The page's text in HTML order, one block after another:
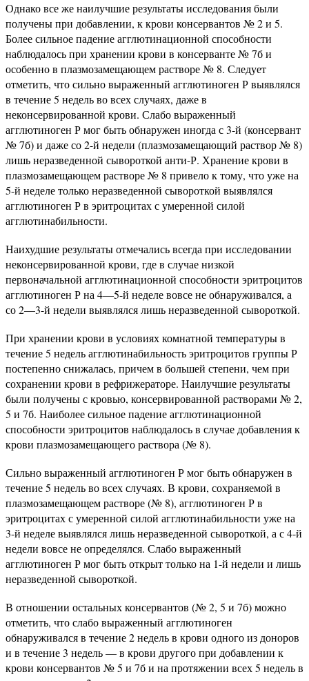
Однако все же наилучшие результаты исследования были
получены при добавлении, к крови консервантов № 2 и 5.
Более сильное падение агглютинационной способности
наблюдалось при хранении крови в консерванте № 7б и
особенно в плазмозамещающем растворе № 8. Следует
отметить, что сильно выраженный агглютиноген Р выявлялся
в течение 5 недель во всех случаях, даже в
неконсервированной крови. Слабо выраженный
агглютиноген Р мог быть обнаружен иногда с 3-й (консервант
№ 7б) и даже со 2-й недели (плазмозамещающий раствор № 8)
лишь неразведенной сывороткой анти-Р. Хранение крови в
плазмозамещающем растворе № 8 привело к тому, что уже на
5-й неделе только неразведенной сывороткой выявлялся
агглютиноген Р в эритроцитах с умеренной силой
агглютинабильности.
Наихудшие результаты отмечались всегда при исследовании
неконсервированной крови, где в случае низкой
первоначальной агглютинационной способности эритроцитов
агглютиноген Р на 4—5-й неделе вовсе не обнаруживался, а
со 2—3-й недели выявлялся лишь неразведенной сывороткой.
При хранении крови в условиях комнатной температуры в
течение 5 недель агглютинабильность эритроцитов группы Р
постепенно снижалась, причем в большей степени, чем при
сохранении крови в рефрижераторе. Наилучшие результаты
были получены с кровью, консервированной растворами № 2,
5 и 7б. Наиболее сильное падение агглютинационной
способности эритроцитов наблюдалось в случае добавления к
крови плазмозамещающего раствора (№ 8).
Сильно выраженный агглютиноген Р мог быть обнаружен в
течение 5 недель во всех случаях. В крови, сохраняемой в
плазмозамещающем растворе (№ 8), агглютиноген Р в
эритроцитах с умеренной силой агглютинабильности уже на
3-й неделе выявлялся лишь неразведенной сывороткой, а с 4-й
недели вовсе не определялся. Слабо выраженный
агглютиноген Р мог быть открыт только на 1-й недели и лишь
неразведенной сывороткой.
В отношении остальных консервантов (№ 2, 5 и 7б) можно
отметить, что слабо выраженный агглютиноген
обнаруживался в течение 2 недель в крови одного из доноров
и в течение 3 недель — в крови другого при добавлении к
крови консервантов № 5 и 7б и на протяжении всех 5 недель в